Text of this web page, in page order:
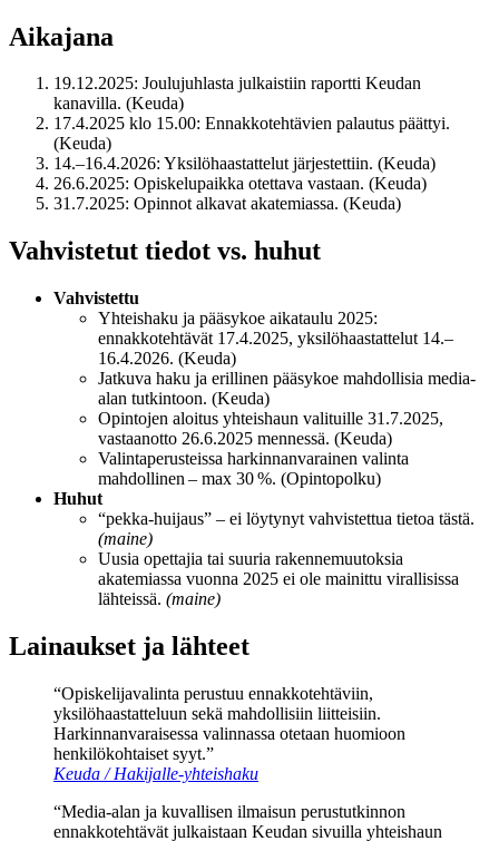
Aikajana
19.12.2025: Joulujuhlasta julkaistiin raportti Keudan
kanavilla. (Keuda)
17.4.2025 klo 15.00: Ennakkotehtävien palautus päättyi.
(Keuda)
14.–16.4.2026: Yksilöhaastattelut järjestettiin. (Keuda)
26.6.2025: Opiskelupaikka otettava vastaan. (Keuda)
31.7.2025: Opinnot alkavat akatemiassa. (Keuda)
Vahvistetut tiedot vs. huhut
Vahvistettu
Yhteishaku ja pääsykoe aikataulu 2025:
ennakkotehtävät 17.4.2025, yksilöhaastattelut 14.–
16.4.2026. (Keuda)
Jatkuva haku ja erillinen pääsykoe mahdollisia media-
alan tutkintoon. (Keuda)
Opintojen aloitus yhteishaun valituille 31.7.2025,
vastaanotto 26.6.2025 mennessä. (Keuda)
Valintaperusteissa harkinnanvarainen valinta
mahdollinen – max 30 %. (Opintopolku)
Huhut
“pekka-huijaus” – ei löytynyt vahvistettua tietoa tästä.
(maine)
Uusia opettajia tai suuria rakennemuutoksia
akatemiassa vuonna 2025 ei ole mainittu virallisissa
lähteissä. (maine)
Lainaukset ja lähteet
“Opiskelijavalinta perustuu ennakkotehtäviin,
yksilöhaastatteluun sekä mahdollisiin liitteisiin.
Harkinnanvaraisessa valinnassa otetaan huomioon
henkilökohtaiset syyt.”
Keuda / Hakijalle-yhteishaku
“Media-alan ja kuvallisen ilmaisun perustutkinnon
ennakkotehtävät julkaistaan Keudan sivuilla yhteishaun